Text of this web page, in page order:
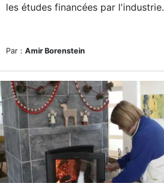
les études financées par l'industrie.
Par : Amir Borenstein